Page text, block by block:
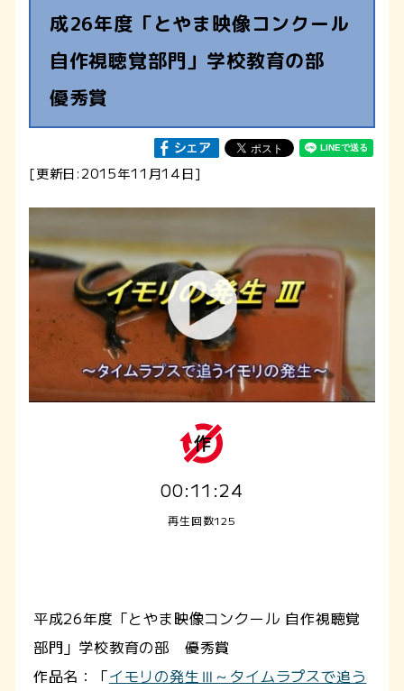
成26年度「とやま映像コンクール
自作視聴覚部門」学校教育の部
優秀賞
[更新日:2015年11月14日]
00:11:24
再生回数125
平成26年度「とやま映像コンクール 自作視聴覚
部門」学校教育の部 優秀賞
作品名：「イモリの発生Ⅲ～タイムラプスで追う